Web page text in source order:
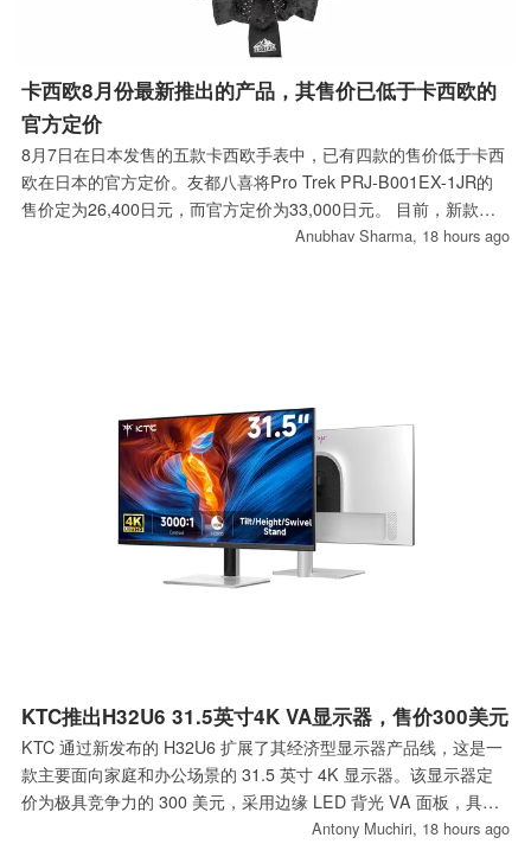
卡西欧8月份最新推出的产品，其售价已低于卡西欧的
官方定价
8月7日在日本发售的五款卡西欧手表中，已有四款的售价低于卡西
欧在日本的官方定价。友都八喜将Pro Trek PRJ-B001EX-1JR的
售价定为26,400日元，而官方定价为33,000日元。 目前，新款
Edifice EFS-S660是唯一一款价格仍保持不变的型号。库存似乎正
Anubhav Sharma, 18 hours ago
KTC推出H32U6 31.5英寸4K VA显示器，售价300美元
KTC 通过新发布的 H32U6 扩展了其经济型显示器产品线，这是一
款主要面向家庭和办公场景的 31.5 英寸 4K 显示器。该显示器定
价为极具竞争力的 300 美元，采用边缘 LED 背光 VA 面板，具备
标准的 60Hz 刷新率，并支持 HDR10。Antony Muchiri, 18 hours ago